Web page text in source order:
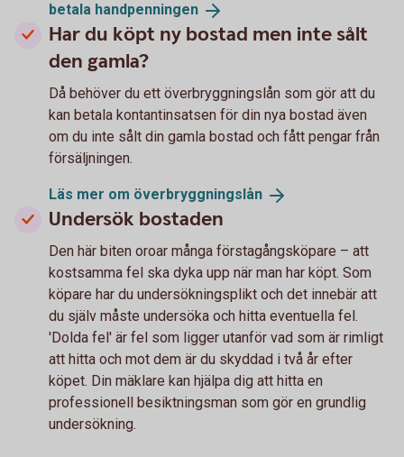
betala handpenningen
Har du köpt ny bostad men inte sålt
den gamla?
Då behöver du ett överbryggningslån som gör att du
kan betala kontantinsatsen för din nya bostad även
om du inte sålt din gamla bostad och fått pengar från
försäljningen.
Läs mer om överbryggningslån
Undersök bostaden
Den här biten oroar många förstagångsköpare – att
kostsamma fel ska dyka upp när man har köpt. Som
köpare har du undersökningsplikt och det innebär att
du själv måste undersöka och hitta eventuella fel.
'Dolda fel' är fel som ligger utanför vad som är rimligt
att hitta och mot dem är du skyddad i två år efter
köpet. Din mäklare kan hjälpa dig att hitta en
professionell besiktningsman som gör en grundlig
undersökning.